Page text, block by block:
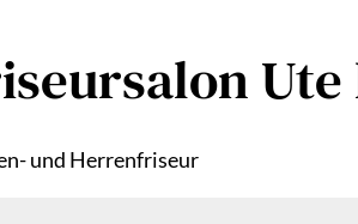
und Herrenfriseur